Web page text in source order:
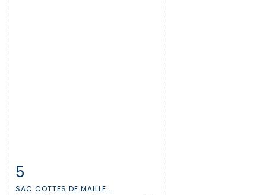
Fiche détaillée
5
SAC COTTES DE MAILLE...